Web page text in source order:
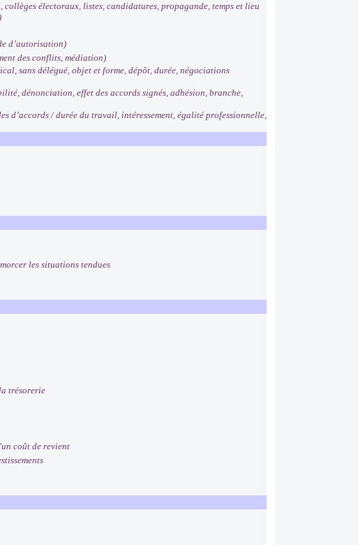
électoraux, listes, candidatures, propagande, temps et lieu
d’autorisation)
des conflits, médiation)
sans délégué, objet et forme, dépôt, durée, négociations
dénonciation, effet des accords signés, adhésion, branche,
d’accords / durée du travail, intéressement, égalité professionnelle,
les situations tendues
trésorerie
coût de revient